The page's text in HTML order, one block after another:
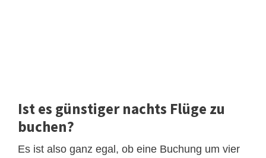
Ist es günstiger nachts Flüge zu
buchen?
Es ist also ganz egal, ob eine Buchung um vier